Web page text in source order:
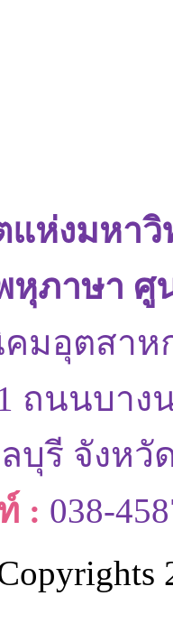
แห่งมหา
หุภาษา ศู
มอุตสาห
ถนนบาง
บุรี จังห
: 038-